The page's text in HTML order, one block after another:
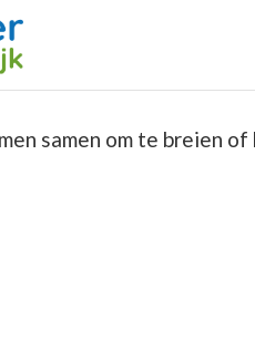
samen om te breien